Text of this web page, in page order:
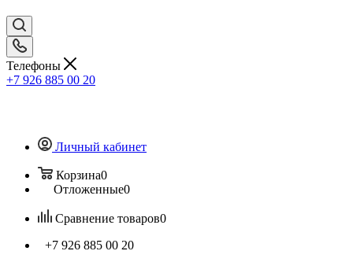
Телефоны
+7 926 885 00 20
Личный кабинет
Корзина0
Отложенные0
Сравнение товаров0
+7 926 885 00 20